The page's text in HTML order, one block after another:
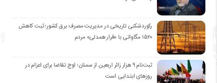
رکوردشکنی تاریخی در مدیریت مصرف برق کشور؛ ثبت کاهش
۱۵۲۰ مگاواتی با «قرار همدلی» مردم
ثبت‌نام ۹ هزار زائر اربعین از سمنان؛ اوج تقاضا برای اعزام در
روزهای ابتدایی است